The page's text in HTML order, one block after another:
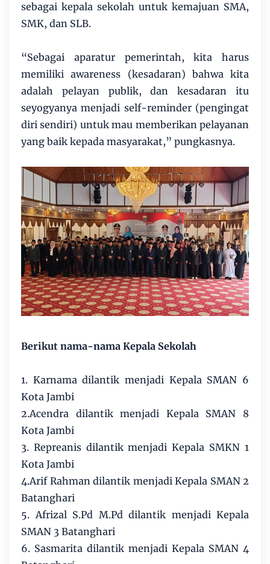
sebagai kepala sekolah untuk kemajuan SMA,
SMK, dan SLB.
“Sebagai aparatur pemerintah, kita harus
memiliki awareness (kesadaran) bahwa kita
adalah pelayan publik, dan kesadaran itu
seyogyanya menjadi self-reminder (pengingat
diri sendiri) untuk mau memberikan pelayanan
yang baik kepada masyarakat,” pungkasnya.
Berikut nama-nama Kepala Sekolah
1. Karnama dilantik menjadi Kepala SMAN 6
Kota Jambi
2.Acendra dilantik menjadi Kepala SMAN 8
Kota Jambi
3. Repreanis dilantik menjadi Kepala SMKN 1
Kota Jambi
4.Arif Rahman dilantik menjadi Kepala SMAN 2
Batanghari
5. Afrizal S.Pd M.Pd dilantik menjadi Kepala
SMAN 3 Batanghari
6. Sasmarita dilantik menjadi Kepala SMAN 4